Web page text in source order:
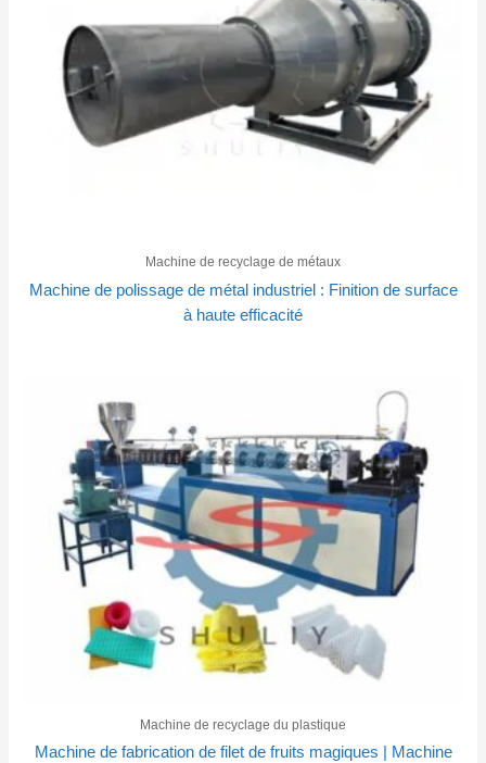
Machine de recyclage de métaux
Machine de polissage de métal industriel : Finition de surface
à haute efficacité
Machine de recyclage du plastique
Machine de fabrication de filet de fruits magiques | Machine